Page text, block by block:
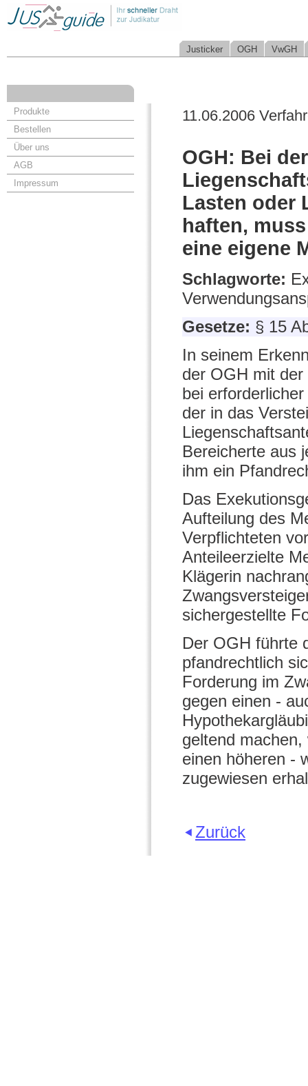
Justicker OGH VwGH
Produkte
Bestellen
Über uns
AGB
Impressum
11.06.2006
OGH: Bei
Lasten oder
haften,
eine eigene
Schlagworte:
Gesetze: § 15
In seinem
der OGH mit
bei
der in das
Bereicherte aus
ihm ein
Das
Aufteilung des
Verpflichteten
Anteileerzielte
Klägerin
sichergestellte
Der OGH führte
pfandrechtlich
Forderung im
gegen einen -
geltend
einen höheren -
zugewiesen
Zurück